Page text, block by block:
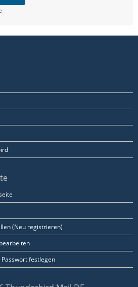
(Neu registrieren)
festlegen